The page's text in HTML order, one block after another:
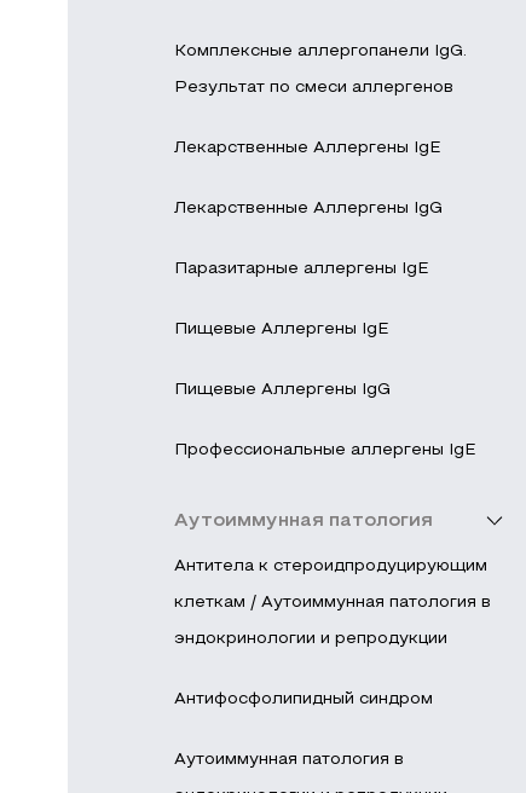
Комплексные аллергопанели IgG.
Результат по смеси аллергенов
Лекарственные Аллергены IgE
Лекарственные Аллергены IgG
Паразитарные аллергены IgE
Пищевые Аллергены IgE
Пищевые Аллергены IgG
Профессиональные аллергены IgE
Аутоиммунная патология
Антитела к стероидпродуцирующим
клеткам / Аутоиммунная патология в
эндокринологии и репродукции
Антифосфолипидный синдром
Аутоиммунная патология в